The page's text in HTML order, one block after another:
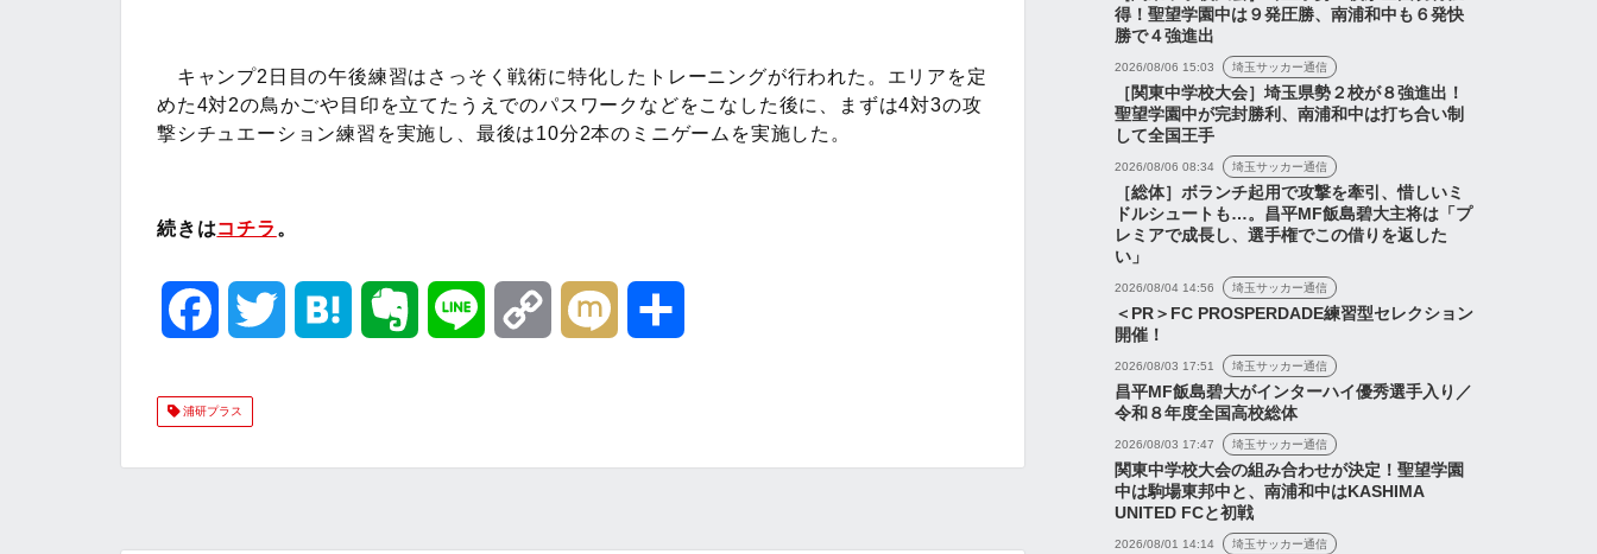
キャンプ2日目の午後練習はさっそく戦術に特化したトレーニングが行われた。エリアを定
めた4対2の鳥かごや目印を立てたうえでのパスワークなどをこなした後に、まずは4対3の攻
撃シチュエーション練習を実施し、最後は10分2本のミニゲームを実施した。
続きはコチラ 。
c
浦研プラス
得！聖望学園中は９発圧勝、南浦和中も６発快
勝で４強進出
2026/08/06 15:03 埼玉サッカー通信
［関東中学校大会］埼玉県勢２校が８強進出！
聖望学園中が完封勝利、南浦和中は打ち合い制
して全国王手
2026/08/06 08:34 埼玉サッカー通信
［総体］ボランチ起用で攻撃を牽引、惜しいミ
ドルシュートも…。昌平MF飯島碧大主将は「プ
レミアで成長し、選手権でこの借りを返した
い」
2026/08/04 14:56 埼玉サッカー通信
＜PR＞FC PROSPERDADE練習型セレクション
開催！
2026/08/03 17:51 埼玉サッカー通信
昌平MF飯島碧大がインターハイ優秀選手入り／
令和８年度全国高校総体
2026/08/03 17:47 埼玉サッカー通信
関東中学校大会の組み合わせが決定！聖望学園
中は駒場東邦中と、南浦和中はKASHIMA
UNITED FCと初戦
2026/08/01 14:14 埼玉サッカー通信